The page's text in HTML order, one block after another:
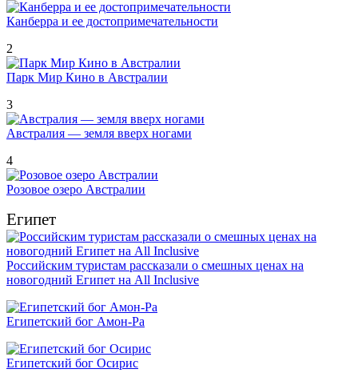
Канберра и ее достопримечательности
2
Парк Мир Кино в Австралии
3
Австралия — земля вверх ногами
4
Розовое озеро Австралии
Египет
Российским туристам рассказали о смешных ценах на
новогодний Египет на All Inclusive
Египетский бог Амон-Ра
Египетский бог Осирис